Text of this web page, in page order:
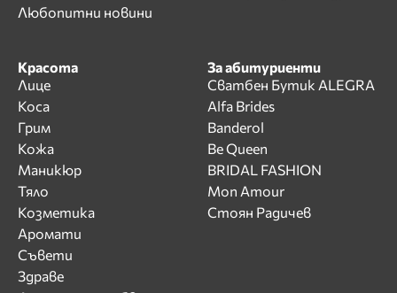
Любопитни новини
Красота
Лице
Коса
Грим
Кожа
Маникюр
Тяло
Козметика
Аромати
Съвети
Здраве
За абитуриенти
Сватбен Бутик ALEGRA
Alfa Brides
Banderol
Be Queen
BRIDAL FASHION
Mon Amour
Стоян Радичев